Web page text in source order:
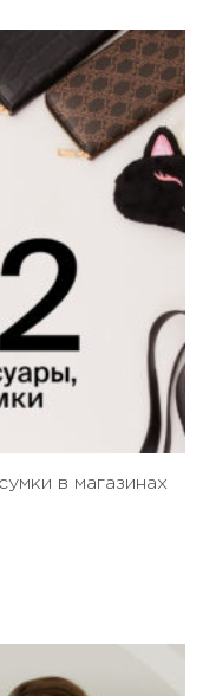
в магазинах